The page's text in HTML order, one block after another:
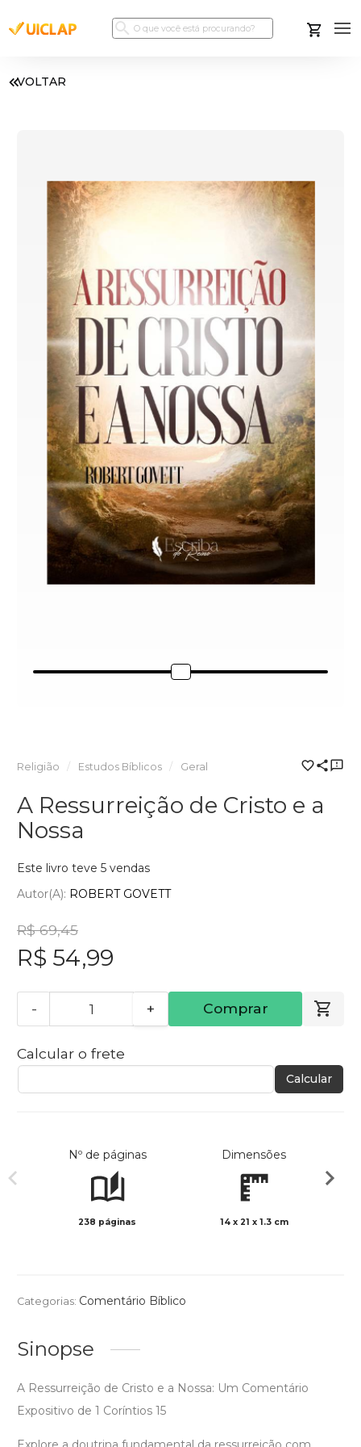
VOLTAR
Religião Estudos Bíblicos Geral
A Ressurreição de Cristo e a
Nossa
Este livro teve 5 vendas
Autor(a): ROBERT GOVETT
R$ 69,45
R$ 54,99
- + Comprar
Calcular o frete
Calcular
Nº de páginas
238 páginas
Dimensões
14 x 21 x 1.3 cm
Categorias: Comentário Bíblico
Sinopse
A Ressurreição de Cristo e a Nossa: Um Comentário
Expositivo de 1 Coríntios 15